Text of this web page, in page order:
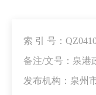
索 引 号：
备注/文号：泉港
发布机构：泉州